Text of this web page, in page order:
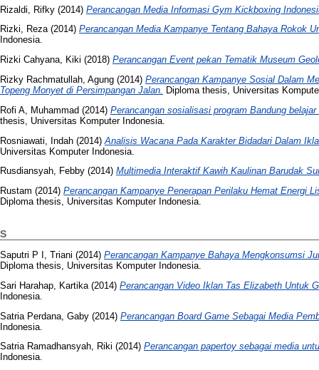
Rizaldi, Rifky (2014) Perancangan Media Informasi Gym Kickboxing
Rizki, Reza(2014) Perancangan Media Kampanye Tentang Bahaya Rokok
Indonesia.
Rizki Cahyana, Kiki (2018) Perancangan Event pekan Tematik Museum
Rizky Rachmatullah, Agung (2014) Perancangan Kampanye Sosial Dalam
Topeng Monyet di Persimpangan Jalan. Diploma thesis, Universitas
Rofi A, Muhammad (2014) Perancangan sosialisasi program Bandung
thesis, Universitas Komputer Indonesia.
Rosniawati, Indah (2014) Analisis Wacana Pada Karakter Bidadari Dalam
Universitas Komputer Indonesia.
Rusdiansyah, Febby (2014) Multimedia Interaktif Kawih Kaulinan Barudak
Rustam (2014) Perancangan Kampanye Penerapan Perilaku Hemat Energi
Diploma thesis, Universitas Komputer Indonesia.
S
Saputri P I, Triani (2014) Perancangan Kampanye Bahaya Mengkonsumsi
Diploma thesis, Universitas Komputer Indonesia.
Sari Harahap, Kartika (2014) Perancangan Video Iklan Tas Elizabeth Untuk
Indonesia.
Satria Perdana, Gaby (2014) Perancangan Board Game Sebagai Media
Indonesia.
Satria Ramadhansyah, Riki (2014) Perancangan papertoy sebagai media
Indonesia.